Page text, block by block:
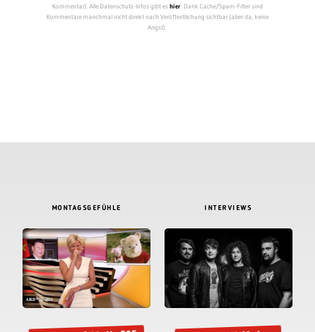
Kommentar). Alle Datenschutz-Infos gibt eshier. Dank Cache/Spam-Filter sind
Kommentare manchmal nicht direkt nach Veröffentlichung sichtbar (aber da, keine
Angst).
MONTAGSGEFÜHLE INTERVIEWS